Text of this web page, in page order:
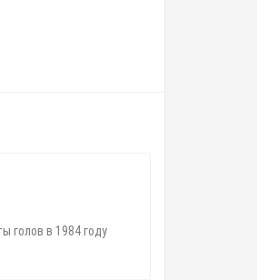
голов в 1984 году